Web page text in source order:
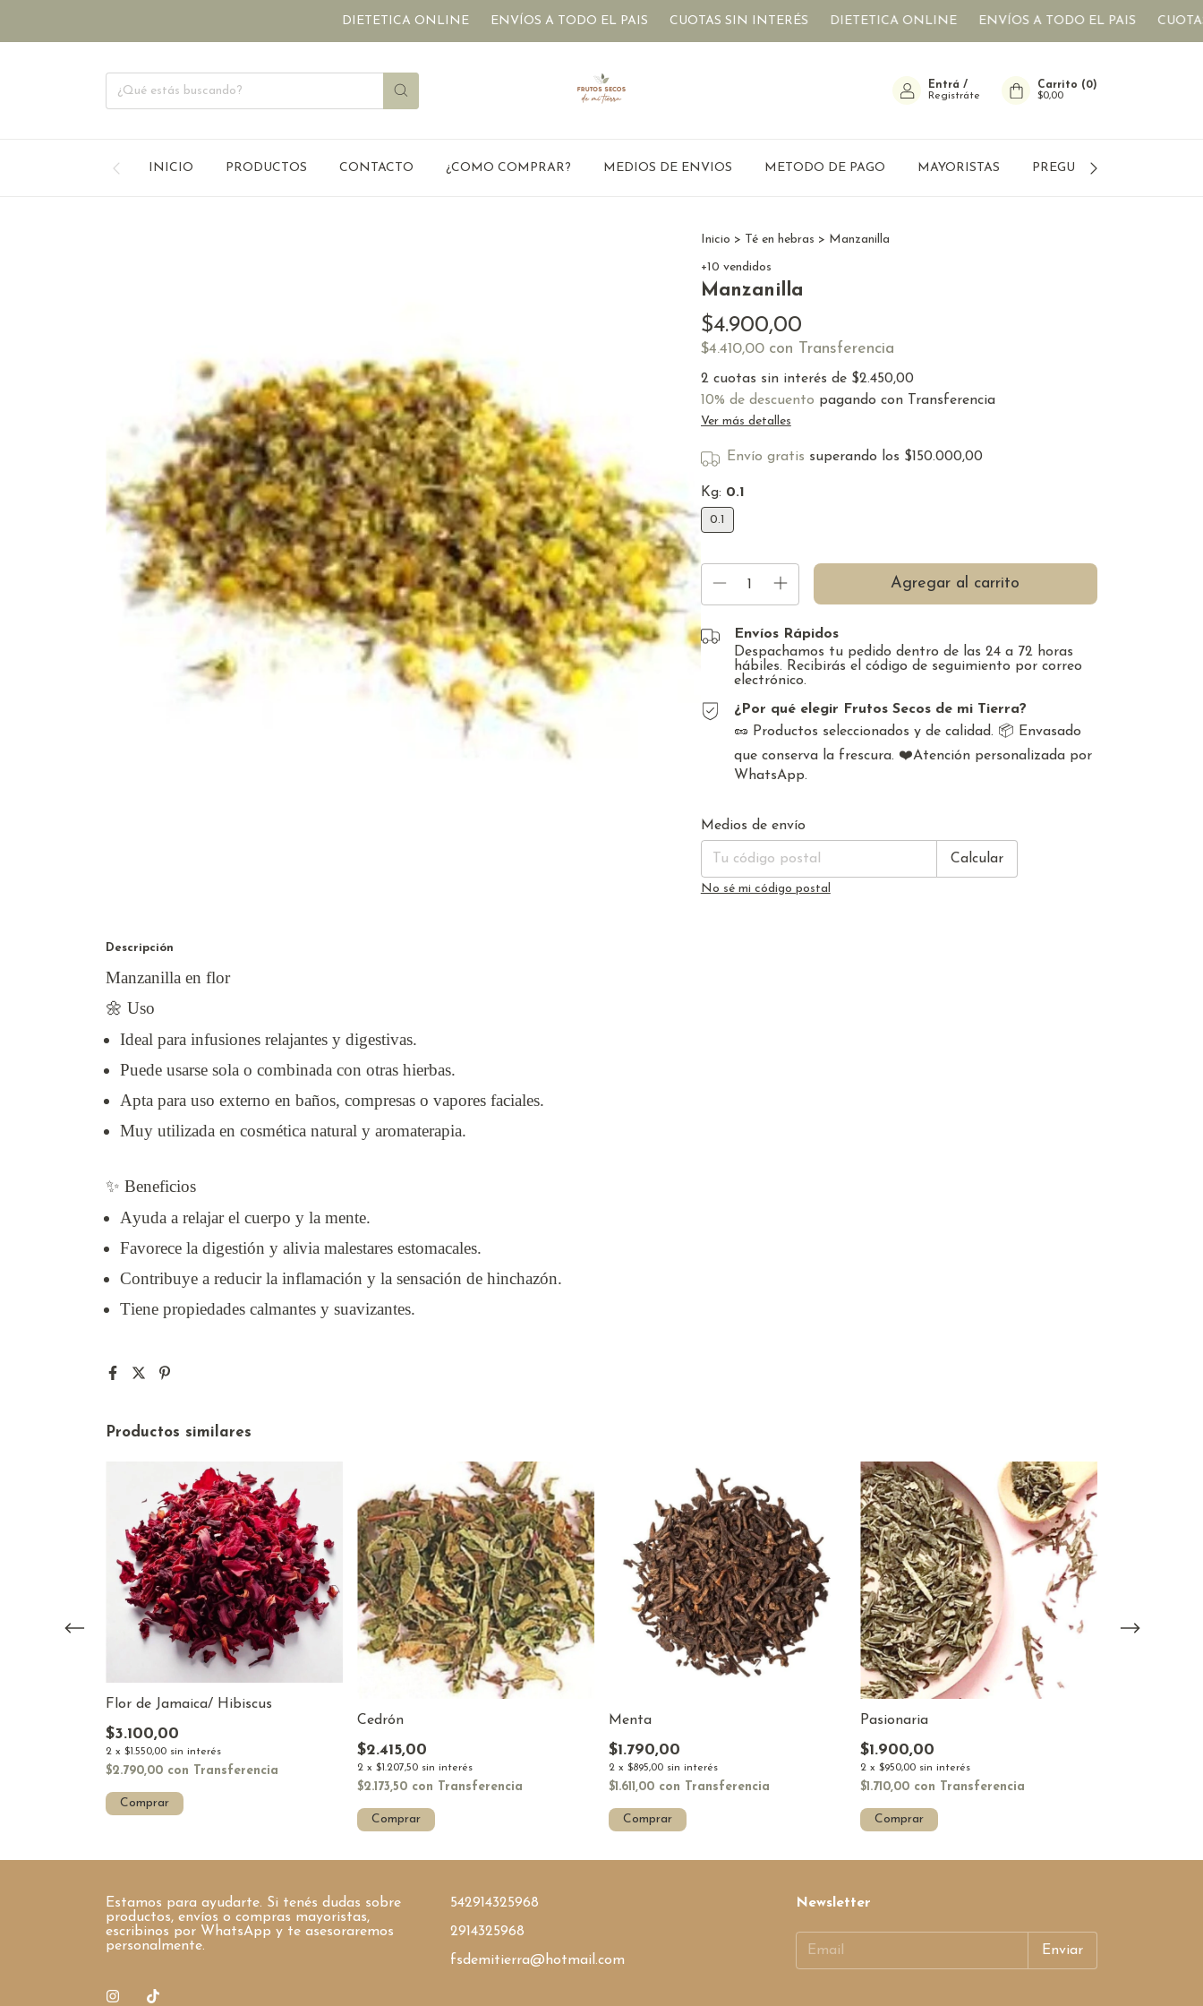
DIETETICA ONLINE ENVÍOS A TODO EL PAIS CUOTAS SIN INTERÉS DIETETICA ONLINE ENVÍOS A TODO EL PAIS CUOTAS SIN
Entrá /
Registráte
Carrito (0)
$0,00
INICIO PRODUCTOS CONTACTO ¿COMO COMPRAR? MEDIOS DE ENVIOS METODO DE PAGO MAYORISTAS PREGUNTAS FRECUENTES
Inicio > Té en hebras > Manzanilla
+10 vendidos
Manzanilla
$4.900,00
$4.410,00 con Transferencia
2 cuotas sin interés de $2.450,00
10% de descuento pagando con Transferencia
Ver más detalles
Envío gratis superando los $150.000,00
Kg: 0.1
0.1
Envíos Rápidos
Despachamos tu pedido dentro de las 24 a 72 horas
hábiles. Recibirás el código de seguimiento por correo
electrónico.
¿Por qué elegir Frutos Secos de mi Tierra?
🥜 Productos seleccionados y de calidad. 📦 Envasado
que conserva la frescura. ❤️Atención personalizada por
WhatsApp.
Entregas para el CP:
Medios de envío
Calcular
No sé mi código postal
Descripción
Manzanilla en flor
🌼 Uso
Ideal para infusiones relajantes y digestivas.
Puede usarse sola o combinada con otras hierbas.
Apta para uso externo en baños, compresas o vapores faciales.
Muy utilizada en cosmética natural y aromaterapia.
✨ Beneficios
Ayuda a relajar el cuerpo y la mente.
Favorece la digestión y alivia malestares estomacales.
Contribuye a reducir la inflamación y la sensación de hinchazón.
Tiene propiedades calmantes y suavizantes.
Productos similares
Flor de Jamaica/ Hibiscus
$3.100,00
2 x $1.550,00 sin interés
$2.790,00 con Transferencia
Comprar
Cedrón
$2.415,00
2 x $1.207,50 sin interés
$2.173,50 con Transferencia
Comprar
Menta
$1.790,00
2 x $895,00 sin interés
$1.611,00 con Transferencia
Comprar
Pasionaria
$1.900,00
2 x $950,00 sin interés
$1.710,00 con Transferencia
Comprar
Estamos para ayudarte. Si tenés dudas sobre
productos, envíos o compras mayoristas,
escribinos por WhatsApp y te asesoraremos
personalmente.
542914325968
2914325968
fsdemitierra@hotmail.com
Newsletter